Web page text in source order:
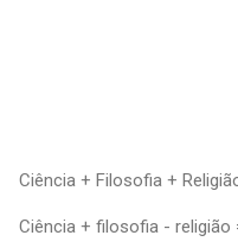
Ciência + Filosofia +
Ciência + filosofia - religião